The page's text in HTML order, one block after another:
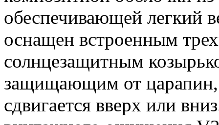
обеспечивающей легкий
оснащен встроенным
солнцезащитным
защищающим от царапин,
сдвигается вверх или